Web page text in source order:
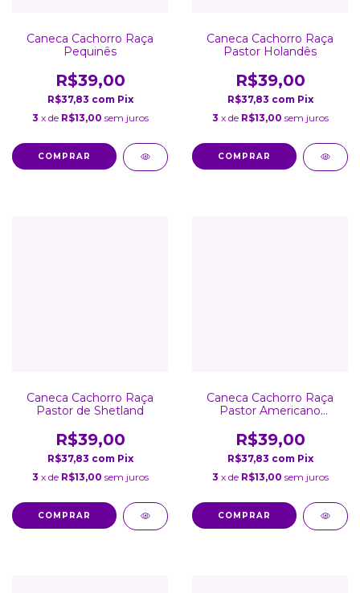
Caneca Cachorro Raça
Pequinês
R$39,00
R$37,83 com Pix
3 x de R$13,00 sem juros
Caneca Cachorro Raça
Pastor Holandês
R$39,00
R$37,83 com Pix
3 x de R$13,00 sem juros
Caneca Cachorro Raça
Pastor de Shetland
R$39,00
R$37,83 com Pix
3 x de R$13,00 sem juros
Caneca Cachorro Raça
Pastor Americano
R$39,00
R$37,83 com Pix
3 x de R$13,00 sem juros